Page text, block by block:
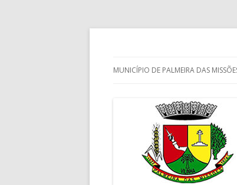
MUNICÍPIO DE PALMEIRA DAS